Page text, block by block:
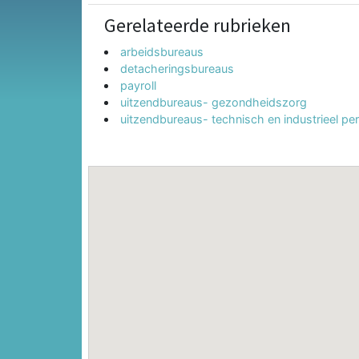
Gerelateerde rubrieken
arbeidsbureaus
detacheringsbureaus
payroll
uitzendbureaus- gezondheidszorg
uitzendbureaus- technisch en industrieel